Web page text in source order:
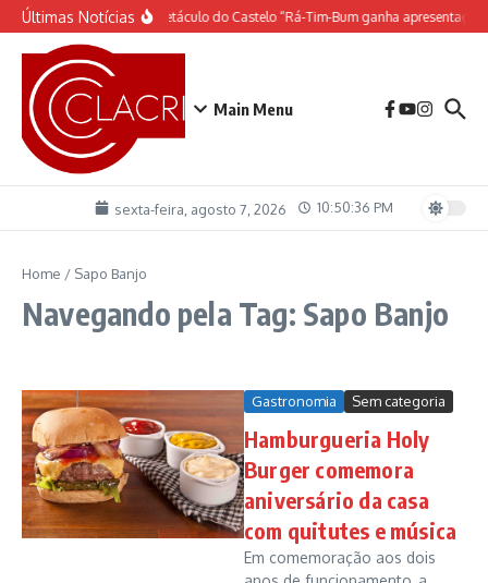
Ir para o conteúdo
Últimas NotíciasO espetáculo do Castelo “Rá-Tim-Bum ganha
Main Menu
sexta-feira, agosto 7, 2026 10:50:36 PM
Home / Sapo Banjo
Navegando pela Tag: Sapo Banjo
Gastronomia Sem categoria
Hamburgueria Holy
Burger comemora
aniversário da casa
com quitutes e música
Em comemoração aos dois